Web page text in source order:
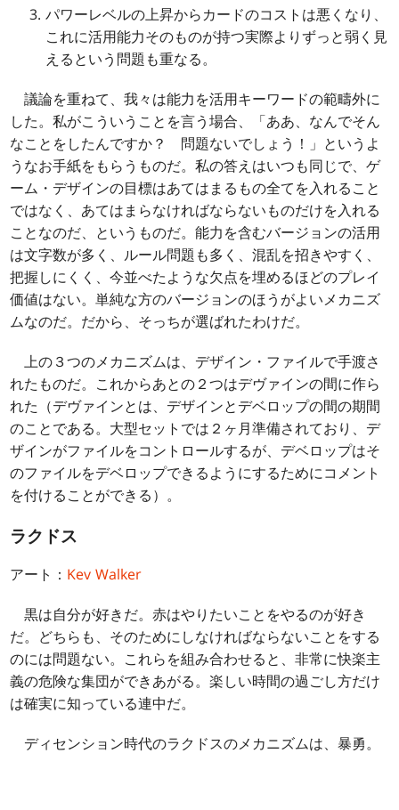
パワーレベルの上昇からカードのコストは悪くなり、
これに活用能力そのものが持つ実際よりずっと弱く見
えるという問題も重なる。
議論を重ねて、我々は能力を活用キーワードの範疇外に
した。私がこういうことを言う場合、「ああ、なんでそん
なことをしたんですか？ 問題ないでしょう！」というよ
うなお手紙をもらうものだ。私の答えはいつも同じで、ゲ
ーム・デザインの目標はあてはまるもの全てを入れること
ではなく、あてはまらなければならないものだけを入れる
ことなのだ、というものだ。能力を含むバージョンの活用
は文字数が多く、ルール問題も多く、混乱を招きやすく、
把握しにくく、今並べたような欠点を埋めるほどのプレイ
価値はない。単純な方のバージョンのほうがよいメカニズ
ムなのだ。だから、そっちが選ばれたわけだ。
上の３つのメカニズムは、デザイン・ファイルで手渡さ
れたものだ。これからあとの２つはデヴァインの間に作ら
れた（デヴァインとは、デザインとデベロップの間の期間
のことである。大型セットでは２ヶ月準備されており、デ
ザインがファイルをコントロールするが、デベロップはそ
のファイルをデベロップできるようにするためにコメント
を付けることができる）。
ラクドス
アート： Kev Walker
黒は自分が好きだ。赤はやりたいことをやるのが好き
だ。どちらも、そのためにしなければならないことをする
のには問題ない。これらを組み合わせると、非常に快楽主
義の危険な集団ができあがる。楽しい時間の過ごし方だけ
は確実に知っている連中だ。
ディセンション時代のラクドスのメカニズムは、暴勇。